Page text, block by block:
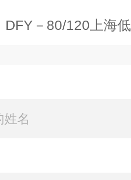
DFY－80/120上海低温恒